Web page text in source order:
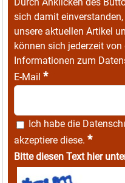
sich damit
unsere aktuellen Artikel
können sich jederzeit
Informationen zum
E-Mail *
Ich habe die
akzeptiere diese. *
Bitte diesen Text hier